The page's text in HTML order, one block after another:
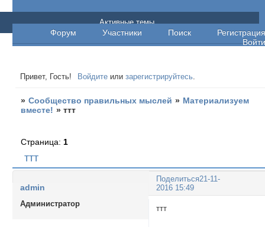
Сообщество правильных мыслей
Форум Участники Поиск
Регистрация
Войти
Активные темы
Привет, Гость! Войдите илизарегистрируйтесь.
» Сообщество правильных мыслей » Материализуем
вместе! »ттт
ттт
Страница: 1
Поделиться21-11-
2016 15:49
admin
Администратор
ттт